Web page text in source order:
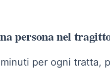
persona nel
per ogni tratta,